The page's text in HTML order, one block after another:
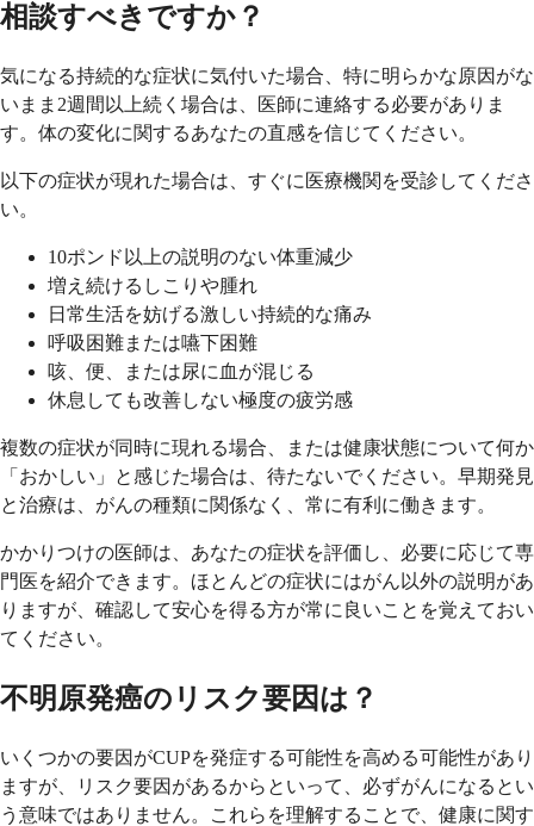
相談すべきですか？
気になる持続的な症状に気付いた場合、特に明らかな原因がな
いまま2週間以上続く場合は、医師に連絡する必要がありま
す。体の変化に関するあなたの直感を信じてください。
以下の症状が現れた場合は、すぐに医療機関を受診してくださ
い。
10ポンド以上の説明のない体重減少
増え続けるしこりや腫れ
日常生活を妨げる激しい持続的な痛み
呼吸困難または嚥下困難
咳、便、または尿に血が混じる
休息しても改善しない極度の疲労感
複数の症状が同時に現れる場合、または健康状態について何か
「おかしい」と感じた場合は、待たないでください。早期発見
と治療は、がんの種類に関係なく、常に有利に働きます。
かかりつけの医師は、あなたの症状を評価し、必要に応じて専
門医を紹介できます。ほとんどの症状にはがん以外の説明があ
りますが、確認して安心を得る方が常に良いことを覚えておい
てください。
不明原発癌のリスク要因は？
いくつかの要因がCUPを発症する可能性を高める可能性があり
ますが、リスク要因があるからといって、必ずがんになるとい
う意味ではありません。これらを理解することで、健康に関す